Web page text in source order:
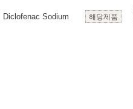
Diclofenac Sodium 해당제품